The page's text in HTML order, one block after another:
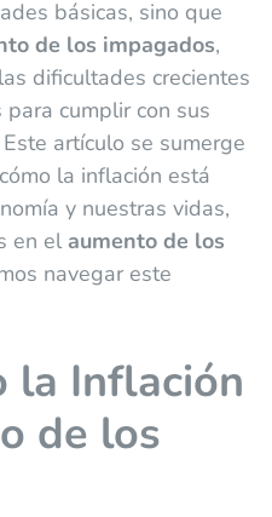
básicas, sino que
de los impagados,
dificultades crecientes
cumplir con sus
artículo se sumerge
la inflación está
y nuestras vidas,
en el aumento de los
navegar este
la Inflación
de los